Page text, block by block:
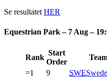
Se resultatetHER
Equestrian Park – 7 Aug –
Rank
Start
Order
=1
9 SWE